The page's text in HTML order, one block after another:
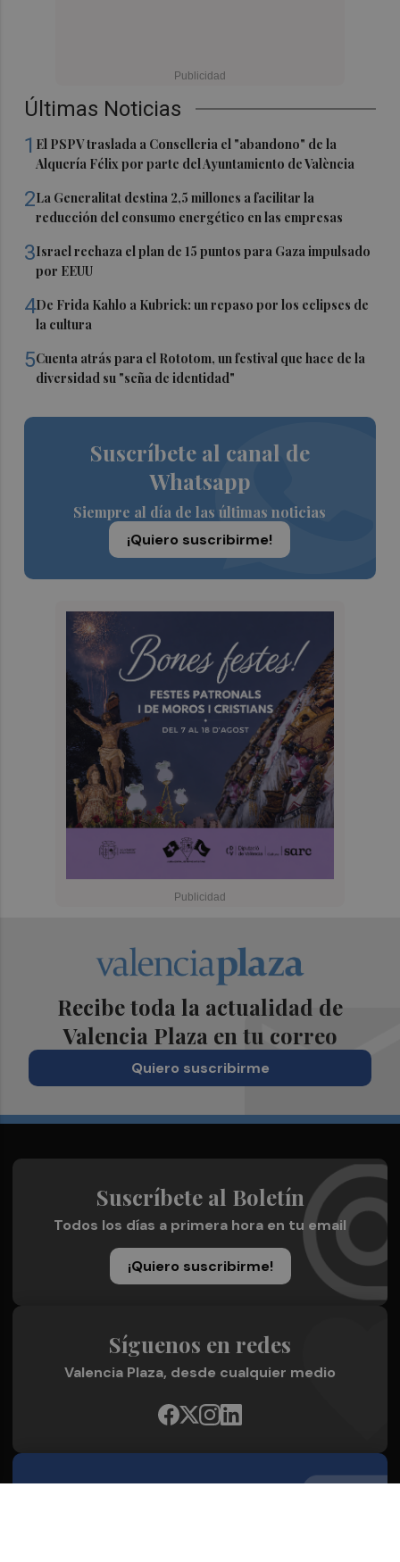
Últimas Noticias
1 El PSPV traslada a Conselleria el "abandono" de la
Alquería Félix por parte del Ayuntamiento de València
2La Generalitat destina 2,5 millones a facilitar la
reducción del consumo energético en las empresas
3Israel rechaza el plan de 15 puntos para Gaza impulsado
por EEUU
4De Frida Kahlo a Kubrick: un repaso por los eclipses de
la cultura
5Cuenta atrás para el Rototom, un festival que hace de la
diversidad su "seña de identidad"
Suscríbete al canal de
Whatsapp
Siempre al día de las últimas noticias
¡Quiero suscribirme!
Recibe toda la actualidad de
Valencia Plaza en tu correo
Quiero suscribirme
Suscríbete al Boletín
Todos los días a primera hora en tu email
¡Quiero suscribirme!
Síguenos en redes
Valencia Plaza, desde cualquier medio
Quienes Somos